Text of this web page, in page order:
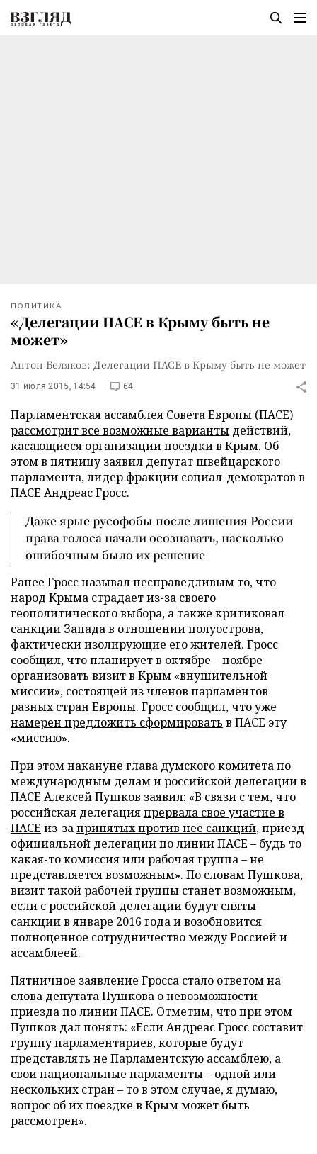
ПОЛИТИКА
«Делегации ПАСЕ в Крыму быть не
может»
Антон Беляков: Делегации ПАСЕ в Крыму быть не может
31 июля 2015, 14:54 64
Парламентская ассамблея Совета Европы (ПАСЕ)
рассмотрит все возможные варианты действий,
касающиеся организации поездки в Крым. Об
этом в пятницу заявил депутат швейцарского
парламента, лидер фракции социал-демократов в
ПАСЕ Андреас Гросс.
Даже ярые русофобы после лишения России
права голоса начали осознавать, насколько
ошибочным было их решение
Ранее Гросс называл несправедливым то, что
народ Крыма страдает из-за своего
геополитического выбора, а также критиковал
санкции Запада в отношении полуострова,
фактически изолирующие его жителей. Гросс
сообщил, что планирует в октябре – ноябре
организовать визит в Крым «внушительной
миссии», состоящей из членов парламентов
разных стран Европы. Гросс сообщил, что уже
намерен предложить сформировать в ПАСЕ эту
«миссию».
При этом накануне глава думского комитета по
международным делам и российской делегации в
ПАСЕ Алексей Пушков заявил: «В связи с тем, что
российская делегацияпрервала свое участие в
ПАСЕ из-запринятых против нее санкций, приезд
официальной делегации по линии ПАСЕ – будь то
какая-то комиссия или рабочая группа – не
представляется возможным». По словам Пушкова,
визит такой рабочей группы станет возможным,
если с российской делегации будут сняты
санкции в январе 2016 года и возобновится
полноценное сотрудничество между Россией и
ассамблеей.
Пятничное заявление Гросса стало ответом на
слова депутата Пушкова о невозможности
приезда по линии ПАСЕ. Отметим, что при этом
Пушков дал понять: «Если Андреас Гросс составит
группу парламентариев, которые будут
представлять не Парламентскую ассамблею, а
свои национальные парламенты – одной или
нескольких стран – то в этом случае, я думаю,
вопрос об их поездке в Крым может быть
рассмотрен».